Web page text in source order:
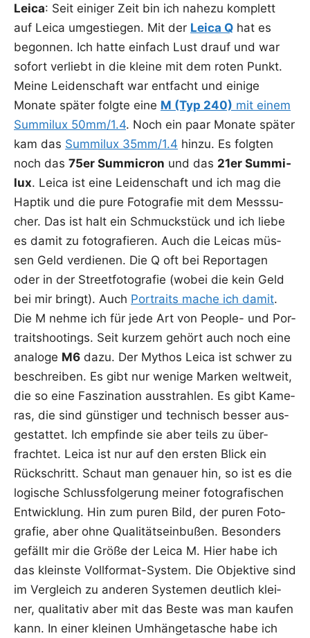
Lei­ca: Seit eini­ger Zeit bin ich nahe­zu kom­plett
auf Lei­ca umge­stie­gen. Mit der Lei­ca Q hat es
begon­nen. Ich hat­te ein­fach Lust drauf und war
sofort ver­liebt in die klei­ne mit dem roten Punkt.
Mei­ne Lei­den­schaft war ent­facht und eini­ge
Mona­te spä­ter folg­te eine M (Typ 240) mit einem
Sum­mi­lux 50mm/1.4. Noch ein paar Mona­te spä­ter
kam das Sum­mi­lux 35mm/1.4 hin­zu. Es folg­ten
noch das 75er Sum­mi­cron und das 21er Sum­mi­
lux. Lei­ca ist eine Lei­den­schaft und ich mag die
Hap­tik und die pure Foto­gra­fie mit dem Mess­su­
cher. Das ist halt ein Schmuck­stück und ich lie­be
es damit zu foto­gra­fie­ren. Auch die Lei­cas müs­
sen Geld ver­die­nen. Die Q oft bei Repor­ta­gen
oder in der Street­fo­to­gra­fie (wobei die kein Geld
bei mir bringt). Auch Por­traits mache ich damit.
Die M neh­me ich für jede Art von Peo­p­le- und Por­
trait­shoo­tings. Seit kur­zem gehört auch noch eine
ana­lo­ge M6 dazu. Der Mythos Lei­ca ist schwer zu
beschrei­ben. Es gibt nur weni­ge Mar­ken welt­weit,
die so eine Fas­zi­na­ti­on aus­strah­len. Es gibt Kame­
ras, die sind güns­ti­ger und tech­nisch bes­ser aus­
ge­stat­tet. Ich emp­fin­de sie aber teils zu über­
frach­tet. Lei­ca ist nur auf den ers­ten Blick ein
Rück­schritt. Schaut man genau­er hin, so ist es die
logi­sche Schluss­fol­ge­rung mei­ner foto­gra­fi­schen
Ent­wick­lung. Hin zum puren Bild, der puren Foto­
gra­fie, aber ohne Qua­li­täts­ein­bu­ßen. Beson­ders
gefällt mir die Grö­ße der Lei­ca M. Hier habe ich
das kleins­te Voll­for­mat-Sys­tem. Die Objek­ti­ve sind
im Ver­gleich zu ande­ren Sys­te­men deut­lich klei­
ner, qua­li­ta­tiv aber mit das Bes­te was man kau­fen
kann. In einer klei­nen Umhän­ge­ta­sche habe ich